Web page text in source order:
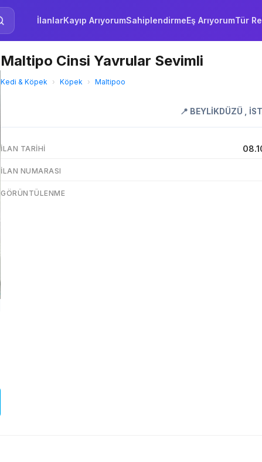
İlanlarKayıp ArıyorumSahiplendirmeEş ArıyorumTür
Maltipo Cinsi Yavrular Sevimli
Kedi & Köpek › Köpek › Maltipoo
📍 BEYLİKDÜZÜ
İLAN TARIHI
İLAN NUMARASI
GÖRÜNTÜLENME